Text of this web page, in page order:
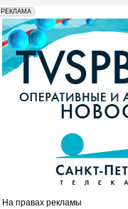
erid: LdtCK5udn
РЕКЛАМА
АО "ГАТР", ИНН: 7841320717